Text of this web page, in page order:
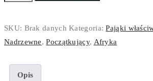
SKU: Brak danych Kategoria:Pająki
Nadrzewne,Początkujący, Afryka
Opis